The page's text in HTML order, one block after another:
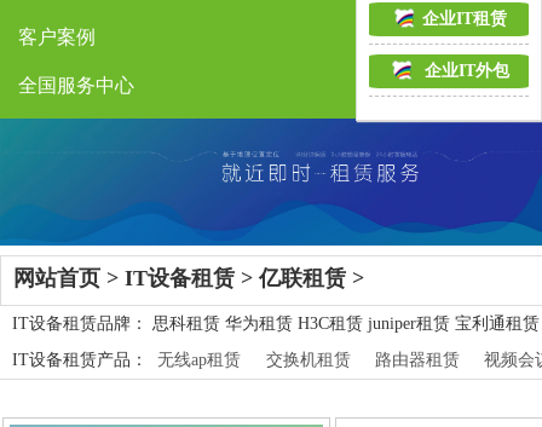
客户案例
全国服务中心
网站首页 > IT设备租赁 > 亿联租赁 >
IT设备租赁品牌： 思科租赁 华为租赁 H3C租赁 juniper租赁 宝利通租赁
IT设备租赁产品：
无线ap租赁 交换机租赁 路由器租赁 视频会
企业IT租赁
企业IT外包